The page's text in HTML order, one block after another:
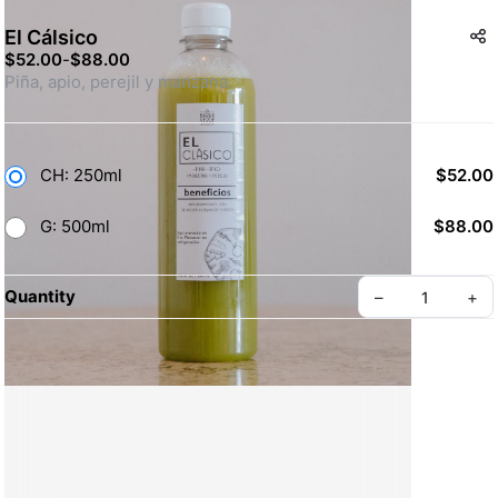
El Cálsico
$52.00-$88.00
Piña, apio, perejil y manzana.
CH: 250ml $52.00
G: 500ml $88.00
Quantity – +